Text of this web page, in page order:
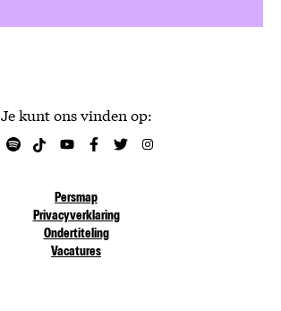
Je kunt ons vinden op:
Persmap
Privacyverklaring
Ondertiteling
Vacatures